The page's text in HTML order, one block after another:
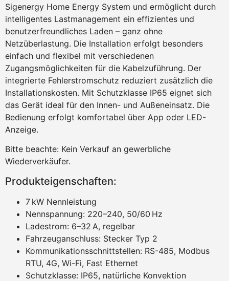
Sigenergy Home Energy System und ermöglicht durch
intelligentes Lastmanagement ein effizientes und
benutzerfreundliches Laden – ganz ohne
Netzüberlastung. Die Installation erfolgt besonders
einfach und flexibel mit verschiedenen
Zugangsmöglichkeiten für die Kabelzuführung. Der
integrierte Fehlerstromschutz reduziert zusätzlich die
Installationskosten. Mit Schutzklasse IP65 eignet sich
das Gerät ideal für den Innen- und Außeneinsatz. Die
Bedienung erfolgt komfortabel über App oder LED-
Anzeige.
Bitte beachte: Kein Verkauf an gewerbliche
Wiederverkäufer.
Produkteigenschaften:
7 kW Nennleistung
Nennspannung: 220–240, 50/60 Hz
Ladestrom: 6–32 A, regelbar
Fahrzeuganschluss: Stecker Typ 2
Kommunikationsschnittstellen: RS-485, Modbus
RTU, 4G, Wi-Fi, Fast Ethernet
Schutzklasse: IP65, natürliche Konvektion